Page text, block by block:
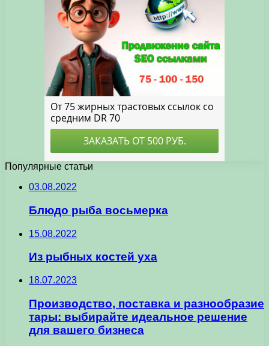
Популярные статьи
03.08.2022
Блюдо рыба восьмерка
15.08.2022
Из рыбных костей уха
18.07.2023
Производство, поставка и разнообразие
тары: выбирайте идеальное решение
для вашего бизнеса